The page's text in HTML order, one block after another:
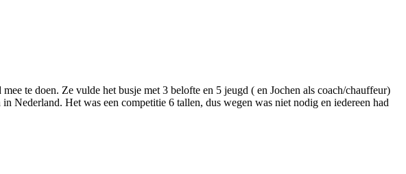
te doen. Ze vulde het busje met 3 belofte en 5 jeugd ( en Jochen als coach/chauffeur)
Nederland. Het was een competitie 6 tallen, dus wegen was niet nodig en iedereen had